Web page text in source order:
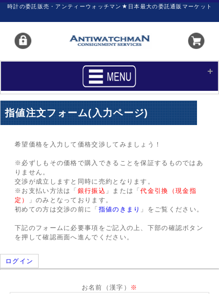
時計の委託販売・アンティーウォッチマン★日本最大の委託通販マーケット
買いたい 売りたい
サポート マイページ
新着リスト 価格ダウン
価格の交渉 時計の修理
カレンダープライス
アーカイブ ブログ・特集記事
指値注文フォーム(入力ページ)
希望価格を入力して価格交渉してみましょう！
※必ずしもその価格で購入できることを保証するものではあ
りません。
交渉が成立しますと同時に売約となります。
※お支払い方法は「 銀行振込 」または「代金引換（現金指
定）
」のみとなっております。
初めての方は交渉の前に「 指値のきまり 」をご覧ください。
下記のフォームに必要事項をご記入の上、下部の確認ボタン
を押して確認画面へ進んでください。
ログイン
お名前（漢字） ※